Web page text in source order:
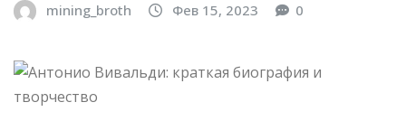
mining_broth Фев 15, 2023 0